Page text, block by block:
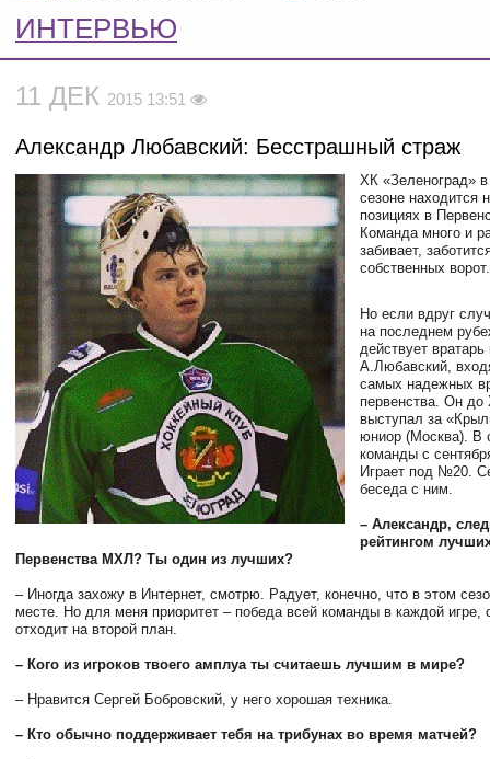
ИНТЕРВЬЮ
11 ДЕК 2015 13:51
Александр Любавский: Бесстрашный страж
ХК «Зеленоград»
сезоне находится
позициях в
Команда много и
забивает,
собственных
Но если вдруг
на последнем
действует
А.Любавский,
самых надежных
первенства. Он до
выступал за
юниор (Москва). В
команды с
Играет под №20.
беседа с ним.
– Александр,
рейтингом
Первенства МХЛ? Ты один из лучших?
– Иногда захожу в Интернет, смотрю. Радует, конечно, что в этом
месте. Но для меня приоритет – победа всей команды в каждой игре,
отходит на второй план.
– Кого из игроков твоего амплуа ты считаешь лучшим в мире?
– Нравится Сергей Бобровский, у него хорошая техника.
– Кто обычно поддерживает тебя на трибунах во время матчей?